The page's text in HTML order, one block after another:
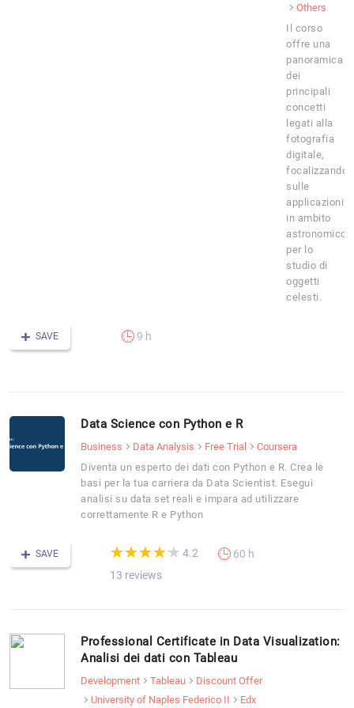
Others
Il corso
offre una
panoramica
dei
principali
concetti
legati alla
fotografia
digitale,
sulle
applicazioni
in ambito
astronomico
per lo
studio di
oggetti
celesti.
SAVE 9 h
Data Science con Python e R
Business Data Analysis Free Trial
Coursera
Diventa un esperto dei dati con Python e R. Crea le
basi per la tua carriera da Data Scientist. Esegui
analisi su data set reali e impara ad utilizzare
correttamente R e Python
SAVE (*)
★
★
(*)★
★
(*) ★
★
(*) ★
★
(*) ★
★ 4.2
13 reviews
60 h
Professional Certificate in Data Visualization:
Analisi dei dati con Tableau
Development Tableau
Discount Offer
University of Naples Federico II
Edx